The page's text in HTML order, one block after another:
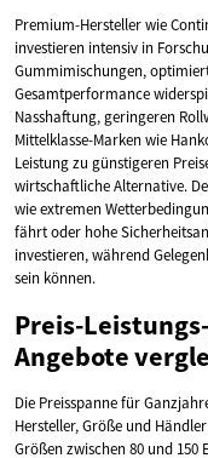
Premium-Hersteller wie
investieren intensiv in
Gummimischungen,
Gesamtperformance
Nasshaftung, geringeren
Mittelklasse-Marken wie
Leistung zu günstigeren
wirtschaftliche Alternative.
wie extremen
fährt oder hohe
investieren, während
sein können.
Preis-
Angebote
Die Preisspanne für
Hersteller, Größe und
Größen zwischen 80 und